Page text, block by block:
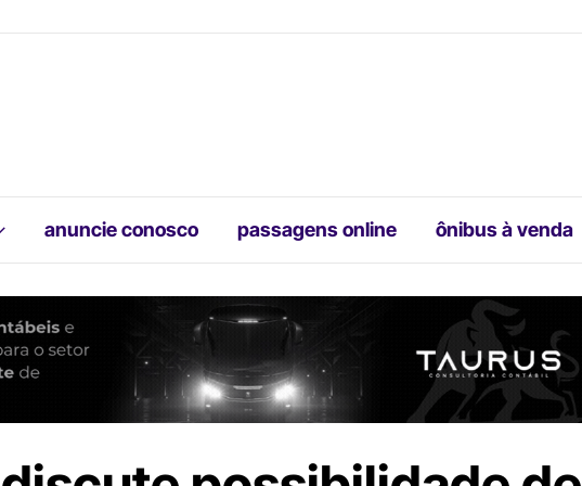
anuncie conosco passagens online ônibus à venda